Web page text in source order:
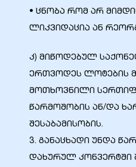
• ცნობა რომ არ
ლიკვიდაცია ან
კ) მიწოდებულ
ერთვოდეს ლოტების
მოთხოვნილი
წარმოშობის ან/და
შესაბამისობის.
3. განაცხადი უნდა
დახურულ კონვერტში